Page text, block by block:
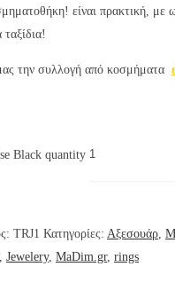
είναι πρακτική, με
την συλλογή από κοσμήματα
Black quantity
TRJ1 Κατηγορίες: Αξεσουάρ
Jewelery, MaDim.gr, rings